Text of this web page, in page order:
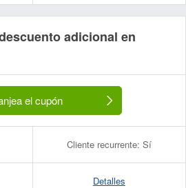
adicional en
el cupón
Cliente recurrente: Sí
Detalles